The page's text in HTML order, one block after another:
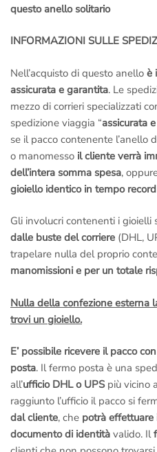
questo anello solitario
INFORMAZIONI SULLE
Nell’acquisto di questo anello è
assicurata e garantita. Le
mezzo di corrieri specializzati
spedizione viaggia “assicurata
se il pacco contenente l’anello
o manomesso il cliente verrà
dell’intera somma spesa,
gioiello identico in tempo record
Gli involucri contenenti i gioielli
dalle buste del corriere (DHL,
trapelare nulla del proprio
manomissioni e per un totale
Nulla della confezione esterna
trovi un gioiello.
E’ possibile ricevere il pacco
posta. Il fermo posta è una
all’ufficio DHL o UPSpiù vicino
raggiunto l’ufficio il pacco si
dal cliente, che potrà effettuare
documento di identità valido. Il